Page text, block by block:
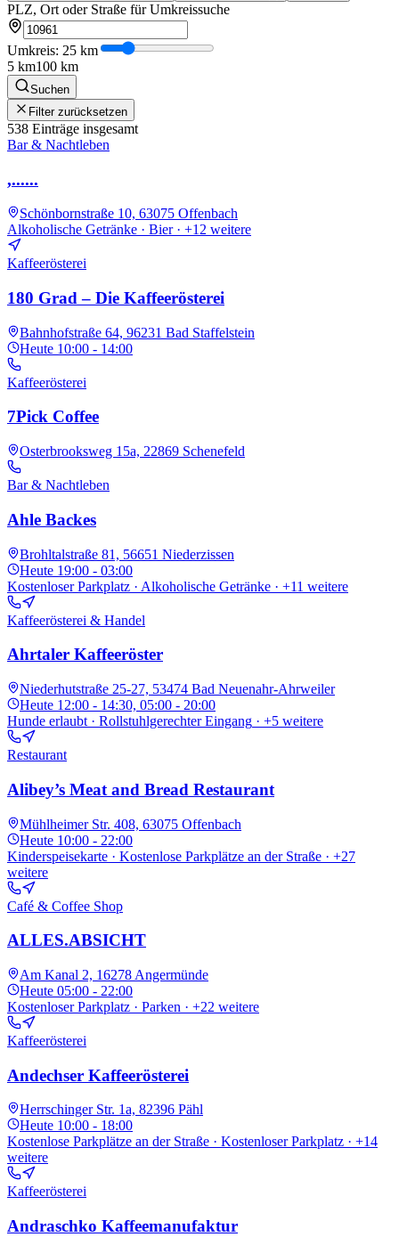
PLZ, Ort oder Straße für Umkreissuche
Umkreis: 25 km
5 km100 km
Suchen
Filter zurücksetzen
538 Einträge insgesamt
Bar & Nachtleben
,......
Schönbornstraße 10, 63075 Offenbach
Alkoholische Getränke · Bier· +12 weitere
Kaffeerösterei
180 Grad – Die Kaffeerösterei
Bahnhofstraße 64, 96231 Bad Staffelstein
Heute 10:00 - 14:00
Kaffeerösterei
7Pick Coffee
Osterbrooksweg 15a, 22869 Schenefeld
Bar & Nachtleben
Ahle Backes
Brohltalstraße 81, 56651 Niederzissen
Heute 19:00 - 03:00
Kostenloser Parkplatz · Alkoholische Getränke · +11 weitere
Kaffeerösterei & Handel
Ahrtaler Kaffeeröster
Niederhutstraße 25-27, 53474 Bad Neuenahr-Ahrweiler
Heute 12:00 - 14:30, 05:00 - 20:00
Hunde erlaubt · Rollstuhlgerechter Eingang · +5 weitere
Restaurant
Alibey’s Meat and Bread Restaurant
Mühlheimer Str. 408, 63075 Offenbach
Heute 10:00 - 22:00
Kinderspeisekarte · Kostenlose Parkplätze an der Straße · +27
weitere
Café & Coffee Shop
ALLES.ABSICHT
Am Kanal 2, 16278 Angermünde
Heute 05:00 - 22:00
Kostenloser Parkplatz · Parken · +22 weitere
Kaffeerösterei
Andechser Kaffeerösterei
Herrschinger Str. 1a, 82396 Pähl
Heute 10:00 - 18:00
Kostenlose Parkplätze an der Straße · Kostenloser Parkplatz · +14
weitere
Kaffeerösterei
Andraschko Kaffeemanufaktur